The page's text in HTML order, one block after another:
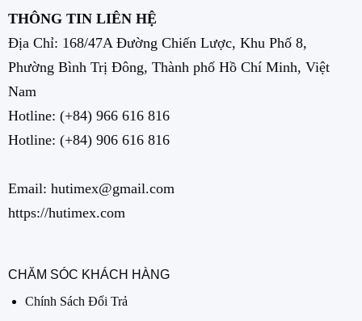
THÔNG TIN LIÊN HỆ
Địa Chỉ: 168/47A Đường Chiến Lược, Khu Phố 8,
Phường Bình Trị Đông, Thành phố Hồ Chí Minh, Việt
Nam
Hotline: (+84) 966 616 816
Hotline: (+84) 906 616 816
Email: hutimex@gmail.com
https://hutimex.com
CHĂM SÓC KHÁCH HÀNG
Chính Sách Đổi Trả